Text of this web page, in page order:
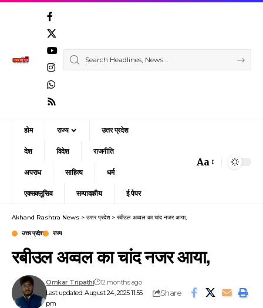
होम राज्य उत्तर प्रदेश
देश विदेश राजनीति
अपराध साहित्य धर्म
एक्सक्लूसिव सम्पादकीय ई पेपर
Font
Aa
Akhand Rashtra News > उत्तर प्रदेश> रबीउल अव्वल का चांद नजर आया,
उत्तर प्रदेश राज्य
रबीउल अव्वल का चांद नजर आया,
Last updated: August 24, 2025 11:55
pm
Omkar Tripathi 12 months ago
Share